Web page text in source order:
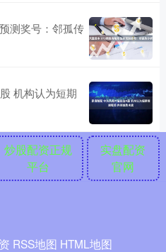
测奖号：邻孤传
机构认为短期
炒股配资正规
平台
实盘配资
官网
RSS地图 HTML地图